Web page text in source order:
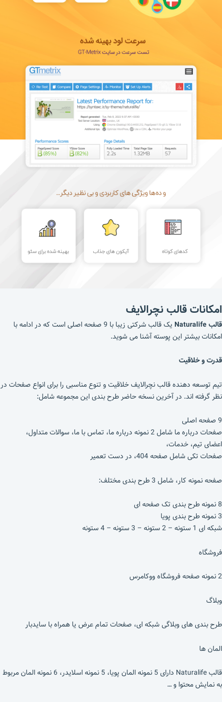
امکانات قالب نچرالایف
قالب Naturalife
یک قالب شرکتی زیبا با 9 صفحه اصلی است که در ادامه با
امکانات بیشتر این پوسته آشنا می شوید.
قدرت و خلاقیت
تیم توسعه دهنده قالب نچرالایف خلاقیت و تنوع مناسبی را برای انواع صفحات در
نظر گرفته اند. در آخرین نسخه حاضر طرح بندی این مجموعه شامل:
9 صفحه اصلی
صفحات درباره ما شامل 2 نمونه درباره ما، تماس با ما، سوالات متداول،
اعضای تیم، خدمات،
صفحات تکی شامل صفحه 404، در دست تعمیر
صفحه نمونه کار، شامل 3 طرح بندی مختلف:
8 نمونه طرح بندی تک صفحه ای
3 نمونه طرح بندی پویا
شبکه ای 1 ستونه – 2 ستونه – 3 ستونه – 4 ستونه
فروشگاه
2 نمونه صفحه فروشگاه ووکامرس
وبلاگ
طرح بندی های وبلاگی شبکه ای، صفحات تمام عرض یا همراه با سایدبار
المان ها
قالب Naturalife دارای 5 نمونه المان پویا، 5 نمونه اسلایدر، 6 نمونه المان مربوط
به نمایش محتوا و …